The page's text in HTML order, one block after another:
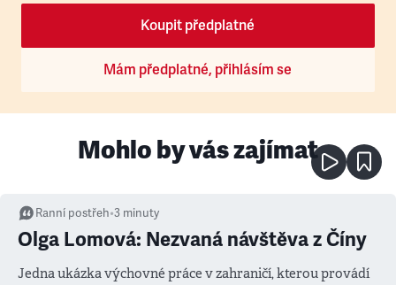
Koupit předplatné
Mám předplatné, přihlásím se
Mohlo by vás zajímat
Ranní postřeh•3 minuty
Olga Lomová: Nezvaná návštěva z Číny
Jedna ukázka výchovné práce v zahraničí, kterou provádí